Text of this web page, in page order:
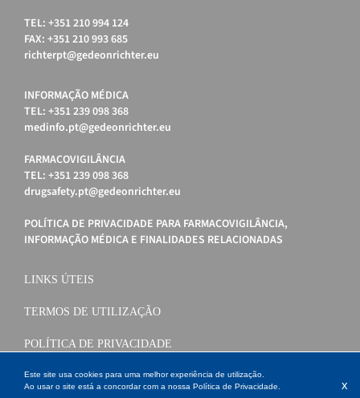
TEL: +351 210 994 124
FAX: +351 210 993 685
richterpt@gedeonrichter.eu
INFORMAÇÃO MÉDICA
TEL: +351 239 098 368
medinfo.pt@gedeonrichter.eu
FARMACOVIGILÂNCIA
TEL: +351 239 098 368
drugsafety.pt@gedeonrichter.eu
POLÍTICA DE PRIVACIDADE PARA FARMACOVIGILÂNCIA,
INFORMAÇÃO MÉDICA E FINALIDADES RELACIONADAS
LINKS ÚTEIS
TERMOS DE UTILIZAÇÃO
POLÍTICA DE PRIVACIDADE
POLÍTICA DE COOKIES
Este site usa cookies para uma melhor experiência de utilização.
Ao usar o site está a concordar com a nossa Política de Privacidade x